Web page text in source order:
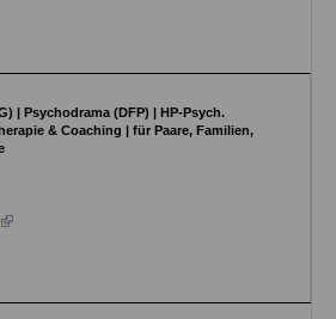
| Psychodrama (DFP) | HP-Psych.
& Coaching | für Paare, Familien,
(link